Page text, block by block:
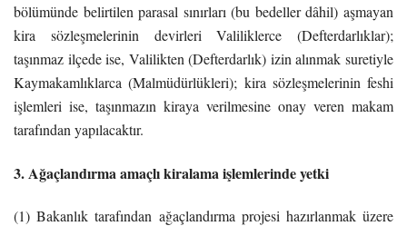
bölümünde belirtilen parasal sınırları (bu bedeller dâhil) aşmayan
kira sözleşmelerinin devirleri Valiliklerce (Defterdarlıklar);
taşınmaz ilçede ise, Valilikten (Defterdarlık) izin alınmak suretiyle
Kaymakamlıklarca (Malmüdürlükleri); kira sözleşmelerinin feshi
işlemleri ise, taşınmazın kiraya verilmesine onay veren makam
tarafından yapılacaktır.
3. Ağaçlandırma amaçlı kiralama işlemlerinde yetki
(1) Bakanlık tarafından ağaçlandırma projesi hazırlanmak üzere